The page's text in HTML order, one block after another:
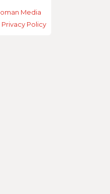
Media
Privacy Policy